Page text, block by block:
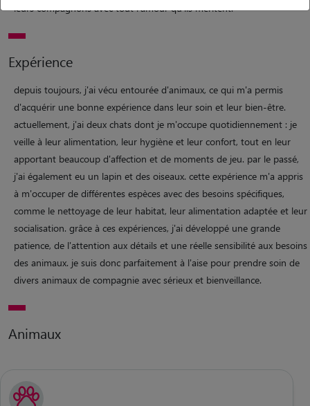
leurs compagnons avec tout l'amour qu'ils méritent.
Expérience
depuis toujours, j'ai vécu entourée d'animaux, ce qui m'a permis
d'acquérir une bonne expérience dans leur soin et leur bien-être.
actuellement, j'ai deux chats dont je m'occupe quotidiennement : je
veille à leur alimentation, leur hygiène et leur confort, tout en leur
apportant beaucoup d'affection et de moments de jeu. par le passé,
j'ai également eu un lapin et des oiseaux. cette expérience m'a appris
à m'occuper de différentes espèces avec des besoins spécifiques,
comme le nettoyage de leur habitat, leur alimentation adaptée et leur
socialisation. grâce à ces expériences, j'ai développé une grande
patience, de l'attention aux détails et une réelle sensibilité aux besoins
des animaux. je suis donc parfaitement à l'aise pour prendre soin de
divers animaux de compagnie avec sérieux et bienveillance.
Animaux